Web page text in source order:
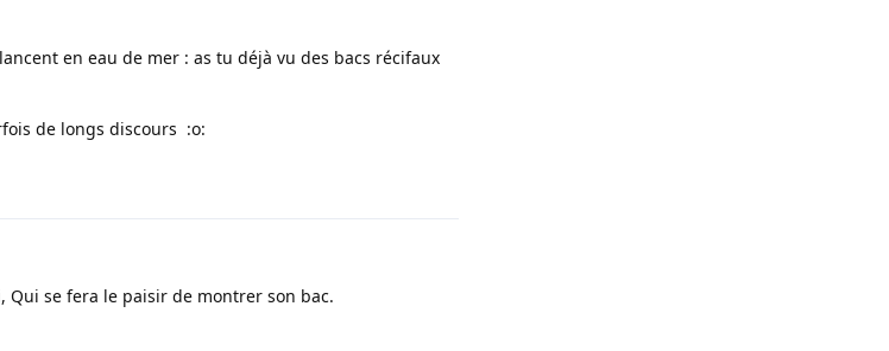
en eau de mer : as tu déjà vu des bacs récifaux
de longs discours :o:
se fera le paisir de montrer son bac.